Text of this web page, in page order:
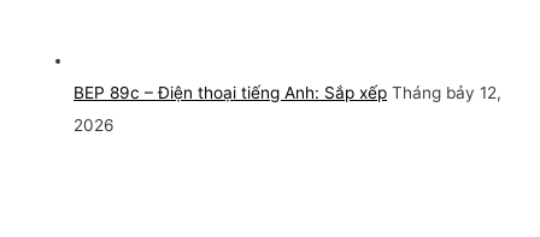
BEP 89c – Điện thoại tiếng Anh: Sắp xếp Tháng bảy 12,
2026